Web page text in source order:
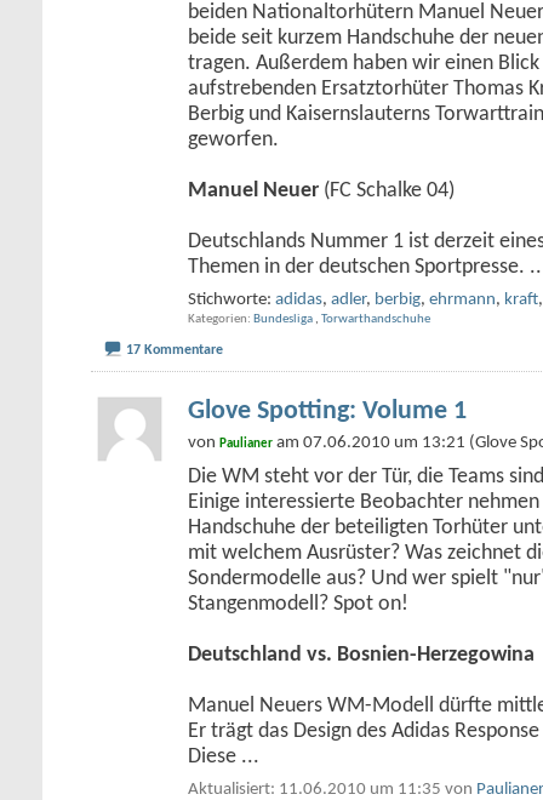
beiden Nationaltorhütern Manuel
beide seit kurzem Handschuhe der
tragen. Außerdem haben wir einen
aufstrebenden Ersatztorhüter Thomas
Berbig und Kaisernslauterns
geworfen.
Manuel Neuer (FC Schalke 04)
Deutschlands Nummer 1 ist derzeit
Themen in der deutschen Sportpresse.
Stichworte: adidas, adler, berbig, ehrmann, kraft
Kategorien Bundesliga , Torwarthandschuhe
17 Kommentare
Glove Spotting: Volume 1
von Paulianer am 07.06.2010 um 13:21 (Glove
Die WM steht vor der Tür, die Teams
Einige interessierte Beobachter
Handschuhe der beteiligten Torhüter
mit welchem Ausrüster? Was zeichnet
Sondermodelle aus? Und wer spielt
Stangenmodell? Spot on!
Deutschland vs. Bosnien-Herzegowina
Manuel Neuers WM-Modell dürfte
Er trägt das Design des Adidas
Diese ...
Aktualisiert: 11.06.2010 um 11:35 von Paulianer